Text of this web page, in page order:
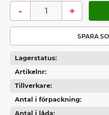
+
-
Lagerstatus
Artikelnr
Tillverkare
Antal i förpackning
Antal i låda